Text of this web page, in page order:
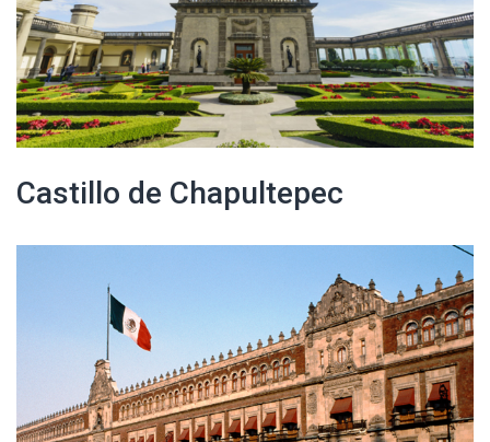
Castillo de Chapultepec